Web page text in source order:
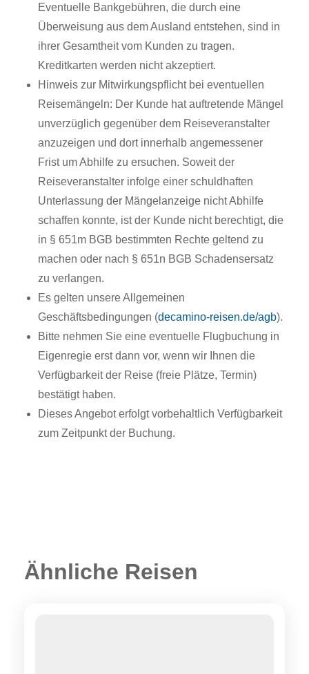
Eventuelle Bankgebühren, die durch eine
Überweisung aus dem Ausland entstehen, sind in
ihrer Gesamtheit vom Kunden zu tragen.
Kreditkarten werden nicht akzeptiert.
Hinweis zur Mitwirkungspflicht bei eventuellen
Reisemängeln: Der Kunde hat auftretende Mängel
unverzüglich gegenüber dem Reiseveranstalter
anzuzeigen und dort innerhalb angemessener
Frist um Abhilfe zu ersuchen. Soweit der
Reiseveranstalter infolge einer schuldhaften
Unterlassung der Mängelanzeige nicht Abhilfe
schaffen konnte, ist der Kunde nicht berechtigt, die
in § 651m BGB bestimmten Rechte geltend zu
machen oder nach § 651n BGB Schadensersatz
zu verlangen.
Es gelten unsere Allgemeinen
Geschäftsbedingungen (decamino-reisen.de/agb).
Bitte nehmen Sie eine eventuelle Flugbuchung in
Eigenregie erst dann vor, wenn wir Ihnen die
Verfügbarkeit der Reise (freie Plätze, Termin)
bestätigt haben.
Dieses Angebot erfolgt vorbehaltlich Verfügbarkeit
zum Zeitpunkt der Buchung.
Ähnliche Reisen